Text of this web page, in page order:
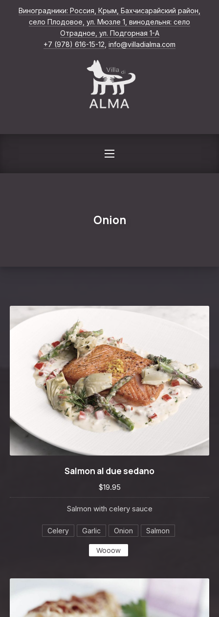
Виноградники: Россия, Крым, Бахчисарайский район,
село Плодовое, ул. Мюзле 1, винодельня: село
Отрадное, ул. Подгорная 1-АNew Window
+7 (978) 616-15-12 info@villadialma.com
NAVIGATION
Onion
Salmon al due sedano
$19.95
Salmon with celery sauce
Celery Garlic Onion Salmon
Wooow